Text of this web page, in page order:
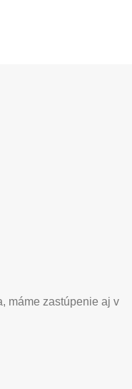
máme zastúpenie aj v